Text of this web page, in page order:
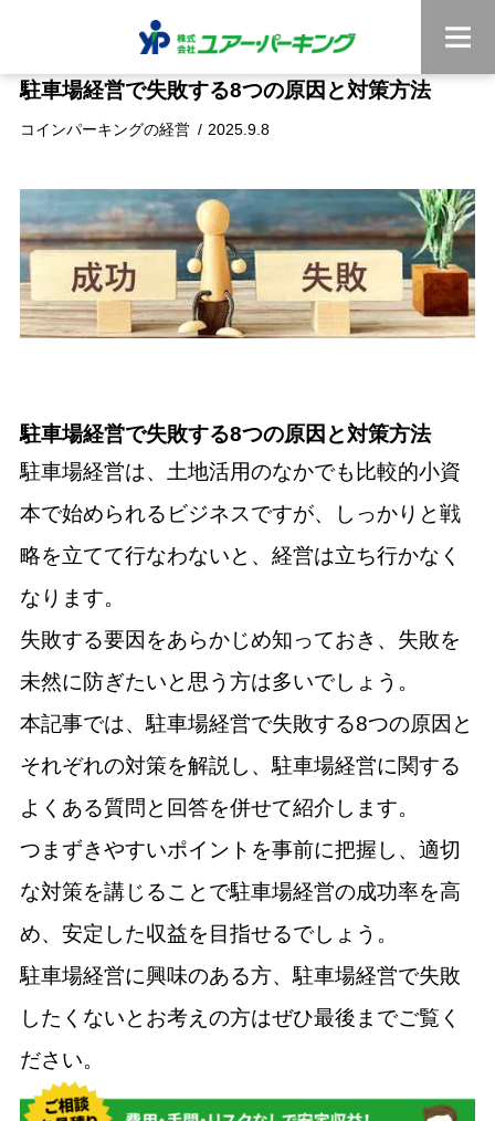
コインパーキングの経営 2025.9.8
駐車場経営で失敗する8つの原因と対策方法
駐車場経営で失敗する8つの原因と対策方法
駐車場経営は、土地活用のなかでも比較的小資
本で始められるビジネスですが、しっかりと戦
略を立てて行なわないと、経営は立ち行かなく
なります。
失敗する要因をあらかじめ知っておき、失敗を
未然に防ぎたいと思う方は多いでしょう。
本記事では、駐車場経営で失敗する8つの原因と
それぞれの対策を解説し、駐車場経営に関する
よくある質問と回答を併せて紹介します。
つまずきやすいポイントを事前に把握し、適切
な対策を講じることで駐車場経営の成功率を高
め、安定した収益を目指せるでしょう。
駐車場経営に興味のある方、駐車場経営で失敗
したくないとお考えの方はぜひ最後までご覧く
ださい。